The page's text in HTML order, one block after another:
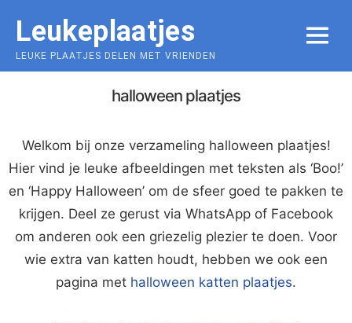
content
Leukeplaatjes
LEUKE PLAATJES DELEN MET VRIENDEN
MENU
halloween plaatjes
Welkom bij onze verzameling halloween plaatjes!
Hier vind je leuke afbeeldingen met teksten als ‘Boo!’
en ‘Happy Halloween’ om de sfeer goed te pakken te
krijgen. Deel ze gerust via WhatsApp of Facebook
om anderen ook een griezelig plezier te doen. Voor
wie extra van katten houdt, hebben we ook een
pagina met halloween katten plaatjes.